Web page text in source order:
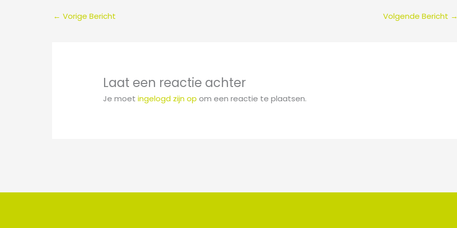
← Vorige Bericht Volgende Bericht
Laat een reactie achter
Je moetingelogd zijn op om een reactie te plaatsen.